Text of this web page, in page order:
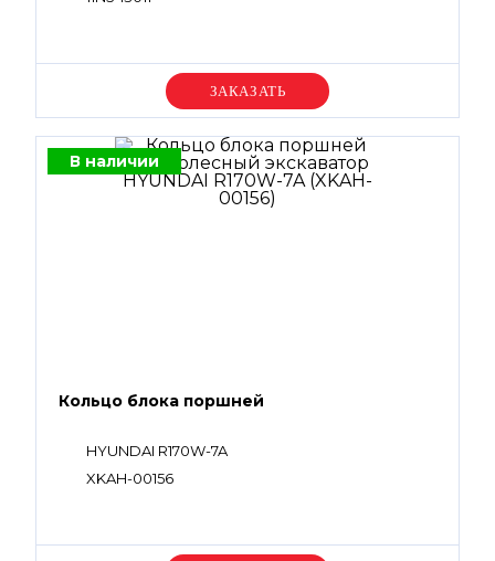
Уточняйте цену
В наличии
Кольцо блока поршней
HYUNDAI R170W-7A
XKAH-00156